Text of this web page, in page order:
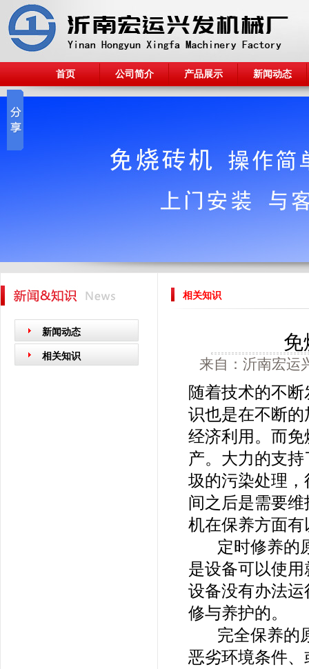
首页 公司简介 产品展示 新闻动态
新闻动态
相关知识
相关知识
免
来自：沂南宏
随着技术的不
识也是在不断
经济利用。而
产。大力的支
圾的污染处理
间之后是需要
机在保养方面
定时修养的原
是设备可以使
设备没有办法
修与养护的。
完全保养的原
恶劣环境条件